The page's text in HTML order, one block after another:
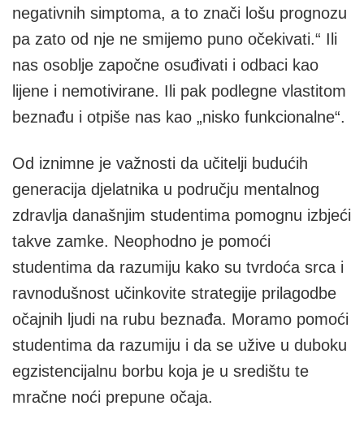
negativnih simptoma, a to znači lošu prognozu
pa zato od nje ne smijemo puno očekivati.“ Ili
nas osoblje započne osuđivati i odbaci kao
lijene i nemotivirane. Ili pak podlegne vlastitom
beznađu i otpiše nas kao „nisko funkcionalne“.
Od iznimne je važnosti da učitelji budućih
generacija djelatnika u području mentalnog
zdravlja današnjim studentima pomognu izbjeći
takve zamke. Neophodno je pomoći
studentima da razumiju kako su tvrdoća srca i
ravnodušnost učinkovite strategije prilagodbe
očajnih ljudi na rubu beznađa. Moramo pomoći
studentima da razumiju i da se užive u duboku
egzistencijalnu borbu koja je u središtu te
mračne noći prepune očaja.